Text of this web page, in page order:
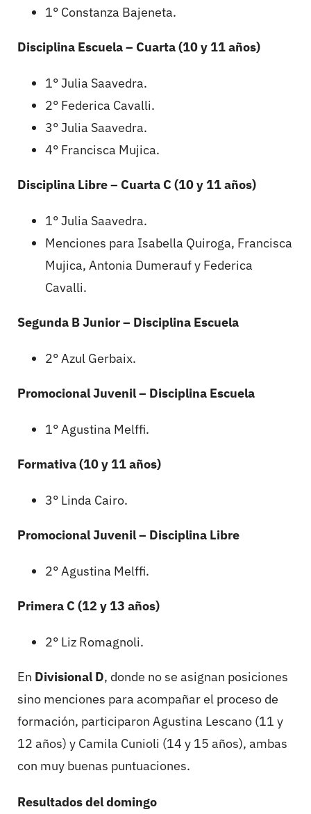
1° Constanza Bajeneta.
Disciplina Escuela – Cuarta (10 y 11 años)
1° Julia Saavedra.
2° Federica Cavalli.
3° Julia Saavedra.
4° Francisca Mujica.
Disciplina Libre – Cuarta C (10 y 11 años)
1° Julia Saavedra.
Menciones para Isabella Quiroga, Francisca
Mujica, Antonia Dumerauf y Federica
Cavalli.
Segunda B Junior – Disciplina Escuela
2° Azul Gerbaix.
Promocional Juvenil – Disciplina Escuela
1° Agustina Melffi.
Formativa (10 y 11 años)
3° Linda Cairo.
Promocional Juvenil – Disciplina Libre
2° Agustina Melffi.
Primera C (12 y 13 años)
2° Liz Romagnoli.
En Divisional D, donde no se asignan posiciones
sino menciones para acompañar el proceso de
formación, participaron Agustina Lescano (11 y
12 años) y Camila Cunioli (14 y 15 años), ambas
con muy buenas puntuaciones.
Resultados del domingo